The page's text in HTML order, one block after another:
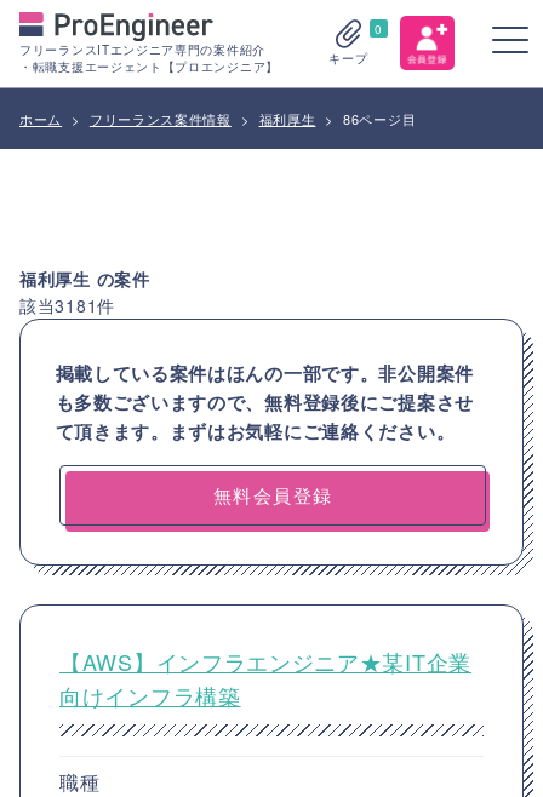
フリーランスITエンジニア専門の案件紹介
・転職支援エージェント【プロエンジニア】
0
キープ
ホーム > フリーランス案件情報 > 福利厚生 > 86ページ目
福利厚生 の案件
該当3181件
掲載している案件はほんの一部です。非公開案件
も多数ございますので、無料登録後にご提案させ
て頂きます。まずはお気軽にご連絡ください。
無料会員登録
【AWS】インフラエンジニア★某IT企業
向けインフラ構築
職種